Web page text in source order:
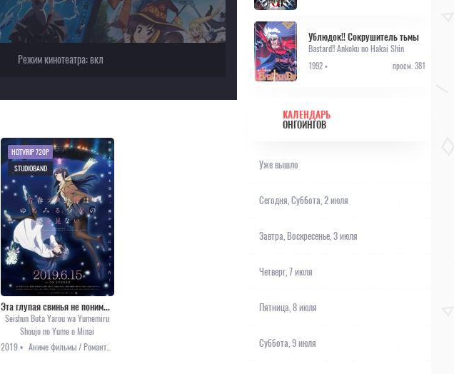
Режим кинотеатра:вкл
Эта глупая свинья не понимает мечту девочки-зайки! (фильм) [2019]
Seishun Buta Yarou wa Yumemiru
Shoujo no Yume o Minai
2019 •
HDTVRIP 720P
STUDIOBAND
Ублюдок!! Сокрушитель тьмы
Bastard!! Ankoku no Hakai Shin
1992 • просм. 381
КАЛЕНДАРЬ
ОНГОИНГОВ
Уже вышло
Сегодня, Суббота, 2 июля
Завтра, Воскресенье, 3 июля
Четверг, 7 июля
Пятница, 8 июля
Суббота, 9 июля